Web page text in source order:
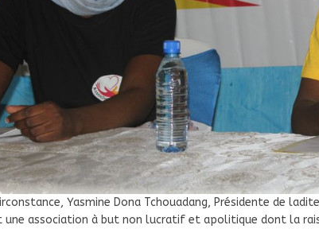
Yasmine Dona Tchouadang, Présidente de
une association à but non lucratif et apolitique dont la